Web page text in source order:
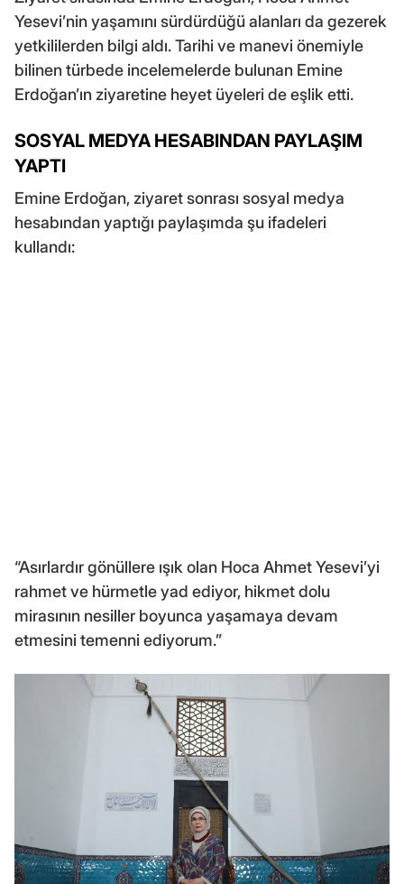
Yesevi’nin yaşamını sürdürdüğü alanları da gezerek
yetkililerden bilgi aldı. Tarihi ve manevi önemiyle
bilinen türbede incelemelerde bulunan Emine
Erdoğan’ın ziyaretine heyet üyeleri de eşlik etti.
SOSYAL MEDYA HESABINDAN PAYLAŞIM
YAPTI
Emine Erdoğan, ziyaret sonrası sosyal medya
hesabından yaptığı paylaşımda şu ifadeleri
kullandı:
“Asırlardır gönüllere ışık olan Hoca Ahmet Yesevi’yi
rahmet ve hürmetle yad ediyor, hikmet dolu
mirasının nesiller boyunca yaşamaya devam
etmesini temenni ediyorum.”